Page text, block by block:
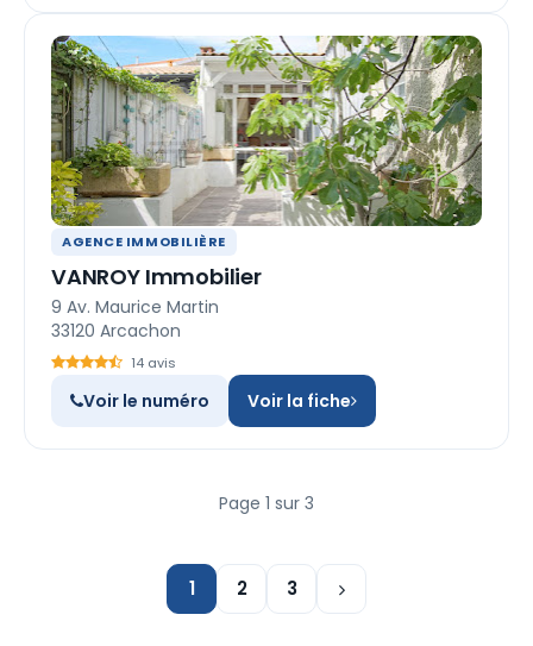
AGENCE IMMOBILIÈRE
VANROY Immobilier
9 Av. Maurice Martin
33120 Arcachon
14 avis
Voir le numéro Voir la fiche
Page 1 sur 3
1 2 3